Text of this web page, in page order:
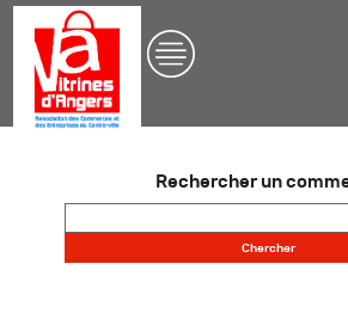
Rechercher un